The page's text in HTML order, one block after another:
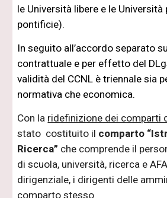
le Università libere e le Università
pontificie).
In seguito all’accordo separato
contrattuale e per effetto del
validità del CCNL è triennale sia
normativa che economica.
Con la ridefinizione dei comparti
stato  costituito il comparto
Ricerca” che comprende il
di scuola, università, ricerca e
dirigenziale, i dirigenti delle
comparto stesso.